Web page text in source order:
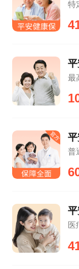
最
普
医